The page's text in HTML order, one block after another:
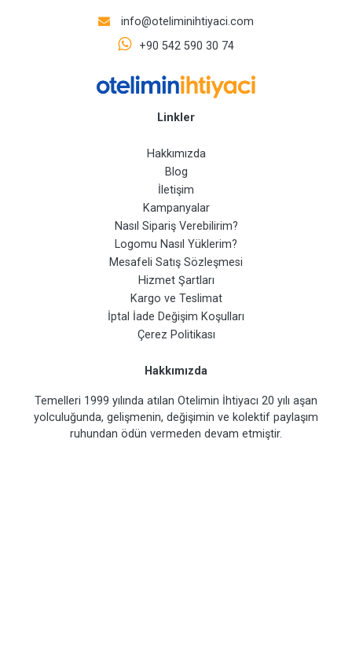
info@oteliminihtiyaci.com
+90 542 590 30 74
Linkler
Hakkımızda
Blog
İletişim
Kampanyalar
Nasıl Sipariş Verebilirim?
Logomu Nasıl Yüklerim?
Mesafeli Satış Sözleşmesi
Hizmet Şartları
Kargo ve Teslimat
İptal İade Değişim Koşulları
Çerez Politikası
Hakkımızda
Temelleri 1999 yılında atılan Otelimin İhtiyacı 20 yılı aşan
yolculuğunda, gelişmenin, değişimin ve kolektif paylaşım
ruhundan ödün vermeden devam etmiştir.